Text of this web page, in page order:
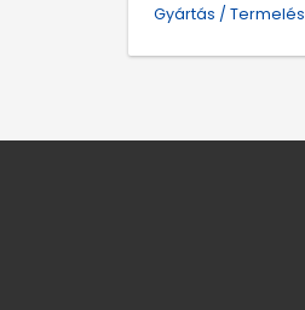
Gyártás / Termelés